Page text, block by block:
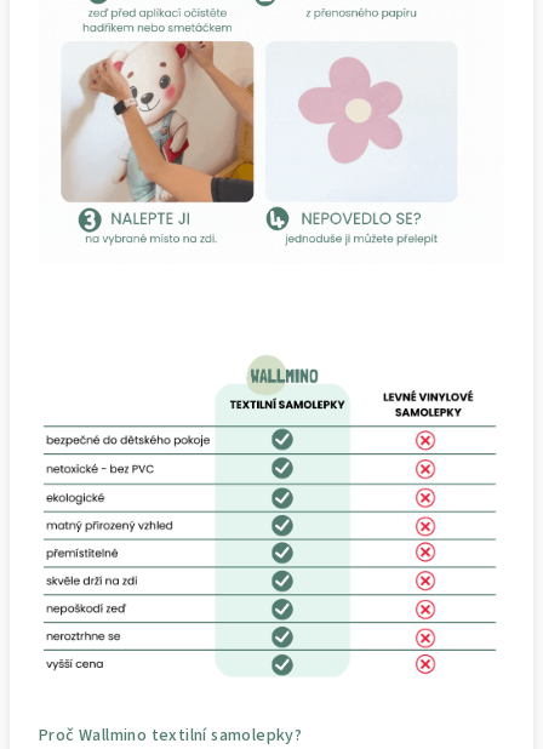
Proč Wallmino textilní samolepky?